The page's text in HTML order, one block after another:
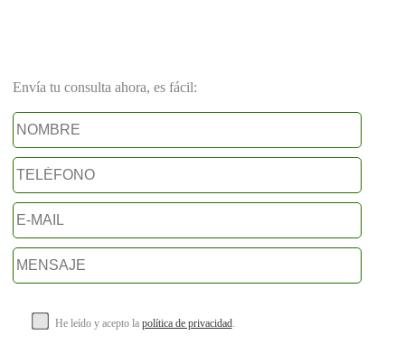
Envía tu consulta ahora, es fácil:
He leído y acepto la política de privacidad.